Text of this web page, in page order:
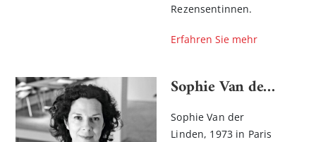
Rezensentinnen.
Erfahren Sie mehr
Sophie Van der Linden
Sophie Van der
Linden, 1973 in Paris